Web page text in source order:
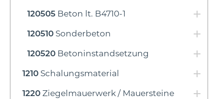
120505 Beton lt. B4710-1
120510 Sonderbeton
120520 Betoninstandsetzung
1210 Schalungsmaterial
1220 Ziegelmauerwerk / Mauersteine